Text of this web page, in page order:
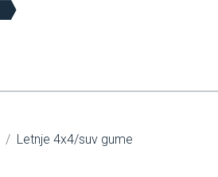
Letnje 4x4/suv gume